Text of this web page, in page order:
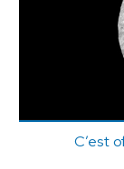
C’est